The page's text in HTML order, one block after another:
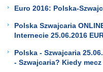
Euro 2016: Polska-
Polska Szwajcaria
Internecie 25.06.2016
Polska - Szwajcaria
- Szwajcaria? Kiedy